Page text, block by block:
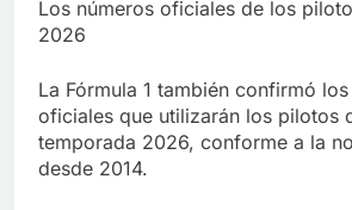
Los números oficiales de los
2026
La Fórmula 1 también confirmó
oficiales que utilizarán los pilotos
temporada 2026, conforme a la
desde 2014.